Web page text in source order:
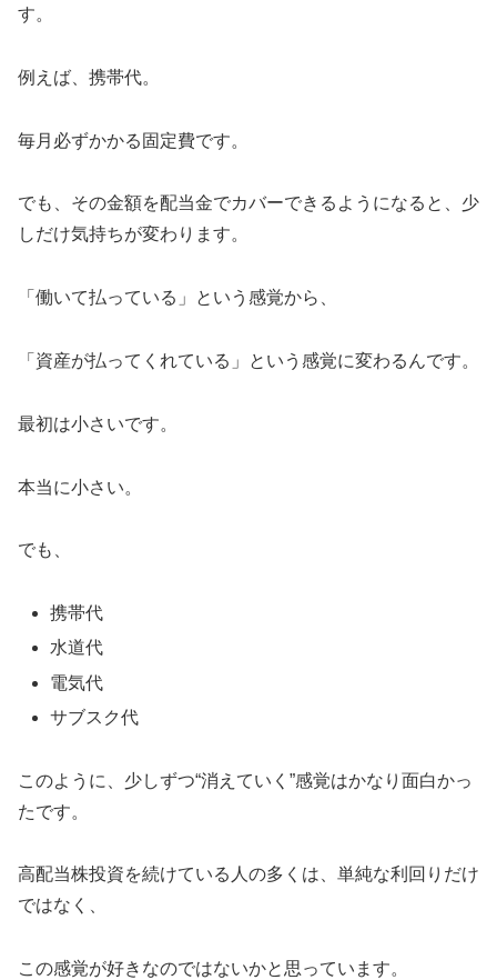
す。
例えば、携帯代。
毎月必ずかかる固定費です。
でも、その金額を配当金でカバーできるようになると、少
しだけ気持ちが変わります。
「働いて払っている」という感覚から、
「資産が払ってくれている」という感覚に変わるんです。
最初は小さいです。
本当に小さい。
でも、
携帯代
水道代
電気代
サブスク代
このように、少しずつ“消えていく”感覚はかなり面白かっ
たです。
高配当株投資を続けている人の多くは、単純な利回りだけ
ではなく、
この感覚が好きなのではないかと思っています。